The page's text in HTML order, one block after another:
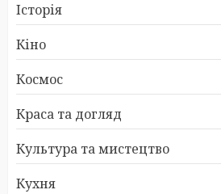
Історія
Кіно
Космос
Краса та догляд
Культура та мистецтво
Кухня